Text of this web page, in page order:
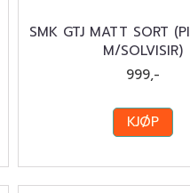
SMK GTJ MATT SORT
M/SOLVISIR)
999,-
KJØP